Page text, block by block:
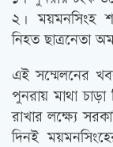
২। ময়মনসিংহ
নিহত ছাত্রনেতা
এই সম্মেলনের
পুনরায় মাথা
রাখার লক্ষ্যে
দিনই